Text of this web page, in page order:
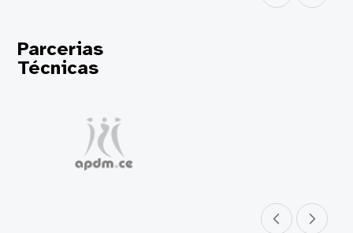
Parcerias
Técnicas
Parceiro anterior
Próximo